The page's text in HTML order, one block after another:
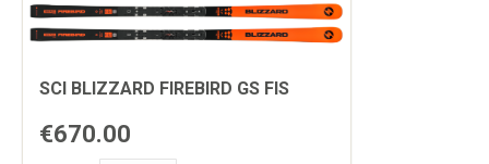
SCI BLIZZARD FIREBIRD GS FIS
€670.00